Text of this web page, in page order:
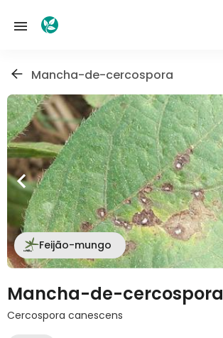
Mancha-de-cercospora
Feijão-mungo
Mancha-de-cercospora
Cercospora canescens